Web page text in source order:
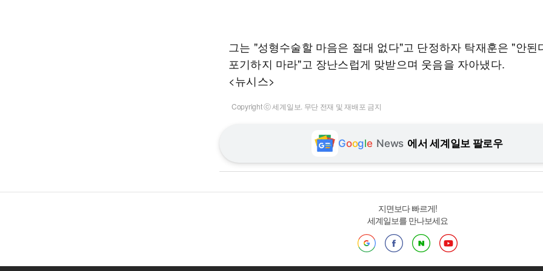
그는 "성형수술할 마음은 절대 없다"고 단정하자 탁재훈은 "안된
포기하지 마라"고 장난스럽게 맞받으며 웃음을 자아냈다.
<뉴시스>
Copyright ⓒ 세계일보. 무단 전재 및 재배포 금지
Google News 에서 세계일보 팔로우
지면보다 빠르게!
세계일보를 만나보세요